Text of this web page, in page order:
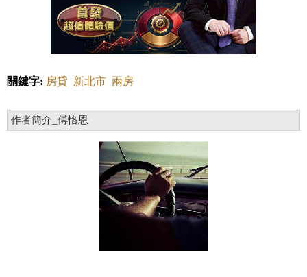
關鍵字: 房貸 新北市 兩房
作者簡介_傅恪恩